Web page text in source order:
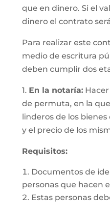
que en dinero. Si el
dinero el contrato
Para realizar este
medio de escritura
deben cumplir dos
1. En la notaría:Hacer
de permuta, en la
linderos de los
y el precio de los
Requisitos:
Documentos de
personas que hacen
Estas personas